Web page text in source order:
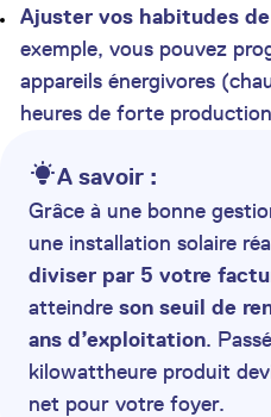
Ajuster vos habitudes
exemple, vous pouvez
appareils énergivores
heures de forte
A savoir :
Grâce à une bonne
une installation solaire
diviser par 5 votre
atteindre son seuil de
ans d’exploitation.
kilowattheure produit
net pour votre foyer.